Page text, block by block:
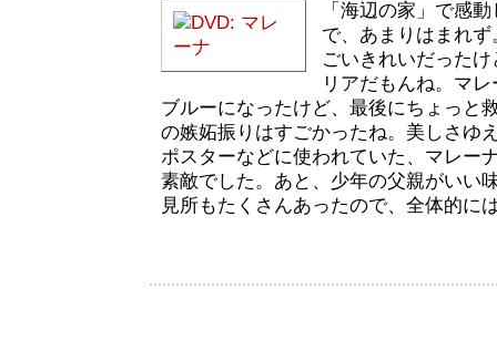
「海辺の家」で感
で、あまりはまれ
ごいきれいだった
リアだもんね。マ
ブルーになったけど、最後にちょっと
の嫉妬振りはすごかったね。美しさゆ
ポスターなどに使われていた、マレー
素敵でした。あと、少年の父親がいい
見所もたくさんあったので、全体的に